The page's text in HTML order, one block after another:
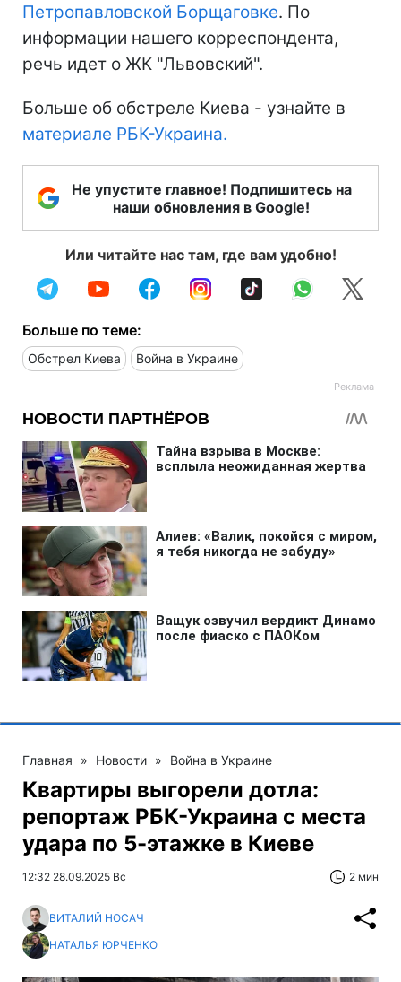
Петропавловской Борщаговке. По
информации нашего корреспондента,
речь идет о ЖК "Львовский".
Больше об обстреле Киева - узнайте в
материале РБК-Украина.
Не упустите главное! Подпишитесь на
наши обновления в Google!
Или читайте нас там, где вам удобно!
Больше по теме:
Обстрел Киева Война в Украине
Главная » Новости » Война в Украине
Квартиры выгорели дотла:
репортаж РБК-Украина с места
удара по 5-этажке в Киеве
12:32 28.09.2025 Вс 2 мин
ВИТАЛИЙ НОСАЧ
НАТАЛЬЯ ЮРЧЕНКО